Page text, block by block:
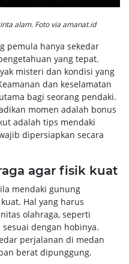
alam. Foto via amanat.id
pemula hanya sekedar
yang tepat.
misteri dan kondisi yang
dan keselamatan
bagi seorang pendaki.
momen adalah bonus
adalah tips mendaki
dipersiapkan secara
agar fisik kuat
mendaki gunung
Hal yang harus
olahraga, seperti
dengan hobinya.
perjalanan di medan
berat dipunggung.